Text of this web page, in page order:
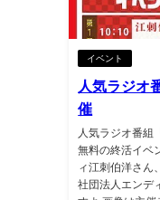
イベント
人気ラジオ
催
人気ラジオ番組
無料の終活イベ
ィ江刺伯洋さん
社団法人エンデ